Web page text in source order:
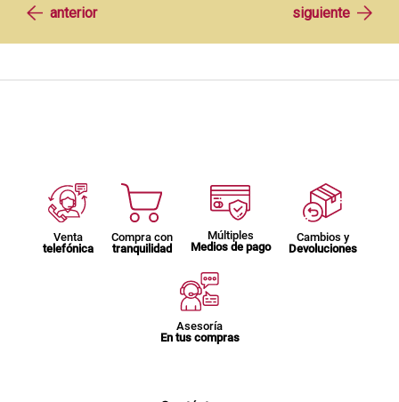
Venta
telefónica
Compra con
tranquilidad
Múltiples
Medios de pago
Cambios y
Devoluciones
Asesoría
En tus compras